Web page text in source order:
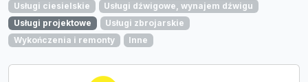
Usługi ciesielskie
Usługi dźwigowe, wynajem dźwigu
Usługi projektowe
Usługi zbrojarskie
Wykończenia i remonty
Inne